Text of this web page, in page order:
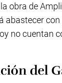
obra de
no cuentan
del